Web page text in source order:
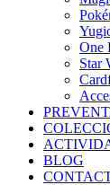
One
Star
BLOG